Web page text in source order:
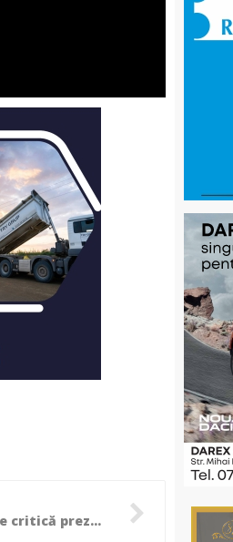
Valeriu Iftime critică prezența politicii în administrația botoșăneană: „Vreau să dispară din capul fiecărui botoșănean” (Video)